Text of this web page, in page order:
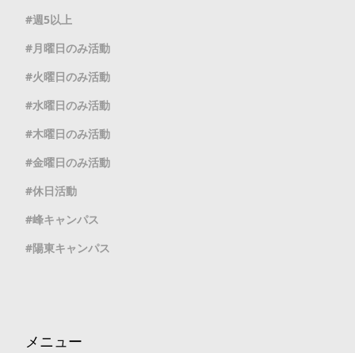
週5以上
月曜日のみ活動
火曜日のみ活動
水曜日のみ活動
木曜日のみ活動
金曜日のみ活動
休日活動
峰キャンパス
陽東キャンパス
メニュー